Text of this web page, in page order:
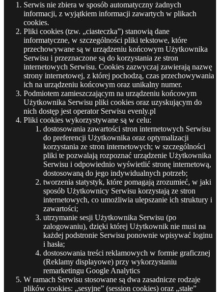
Serwis nie zbiera w sposób automatyczny żadnych
informacji, z wyjątkiem informacji zawartych w plikach
cookies.
Pliki cookies (tzw. „ciasteczka”) stanowią dane
informatyczne, w szczególności pliki tekstowe, które
przechowywane są w urządzeniu końcowym Użytkownika
Serwisu i przeznaczone są do korzystania ze stron
internetowych Serwisu. Cookies zazwyczaj zawierają nazwę
strony internetowej, z której pochodzą, czas przechowywania
ich na urządzeniu końcowym oraz unikalny numer.
Podmiotem zamieszczającym na urządzeniu końcowym
Użytkownika Serwisu pliki cookies oraz uzyskującym do
nich dostęp jest operator Serwisu evenly.pl
Pliki cookies wykorzystywane są w celu:
dostosowania zawartości stron internetowych Serwisu
do preferencji Użytkownika oraz optymalizacji
korzystania ze stron internetowych; w szczególności
pliki te pozwalają rozpoznać urządzenie Użytkownika
Serwisu i odpowiednio wyświetlić stronę internetową,
dostosowaną do jego indywidualnych potrzeb;
tworzenia statystyk, które pomagają zrozumieć, w jaki
sposób Użytkownicy Serwisu korzystają ze stron
internetowych, co umożliwia ulepszanie ich struktury i
zawartości;
utrzymanie sesji Użytkownika Serwisu (po
zalogowaniu), dzięki której Użytkownik nie musi na
każdej podstronie Serwisu ponownie wpisywać loginu
i hasła;
dostosowania treści reklamowych w formie graficznej
(Reklamy displayowe) przy wykorzystaniu
remarketingu Google Analytics
W ramach Serwisu stosowane są dwa zasadnicze rodzaje
plików cookies: „sesyjne” (session cookies) oraz „stałe”